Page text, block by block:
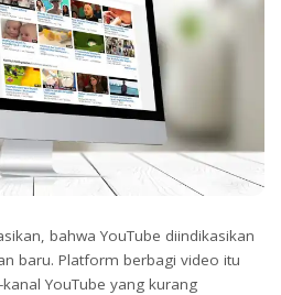
bahwa YouTube diindikasikan
baru. Platform berbagi video itu
YouTube yang kurang